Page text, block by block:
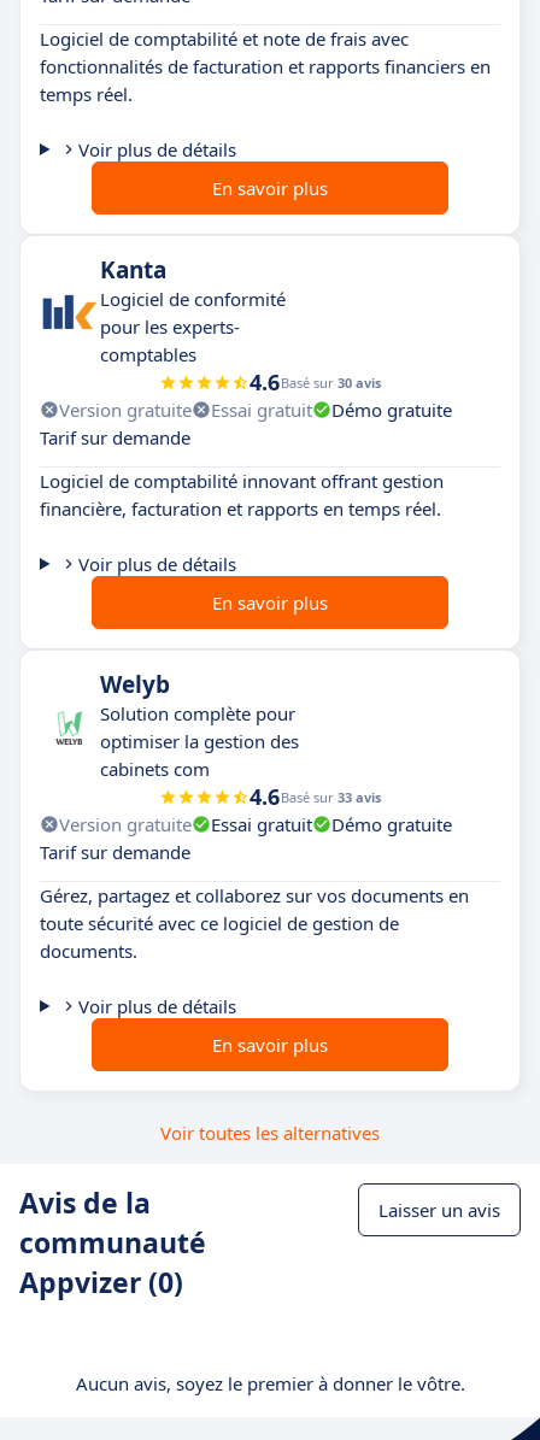
Logiciel de comptabilité et note de frais avec
fonctionnalités de facturation et rapports financiers en
temps réel.
Voir plus de détails
En savoir plus
Kanta
Logiciel de conformité
pour les experts-
comptables
4.6Basé sur 30 avis
Version gratuite Essai gratuit
Démo gratuite
Tarif sur demande
Logiciel de comptabilité innovant offrant gestion
financière, facturation et rapports en temps réel.
Voir plus de détails
En savoir plus
Welyb
Solution complète pour
optimiser la gestion des
cabinets com
4.6Basé sur 33 avis
Version gratuite Essai gratuit
Démo gratuite
Tarif sur demande
Gérez, partagez et collaborez sur vos documents en
toute sécurité avec ce logiciel de gestion de
documents.
Voir plus de détails
En savoir plus
Voir toutes les alternatives
Avis de la
communauté
Appvizer (0)
Laisser un avis
Aucun avis, soyez le premier à donner le vôtre.